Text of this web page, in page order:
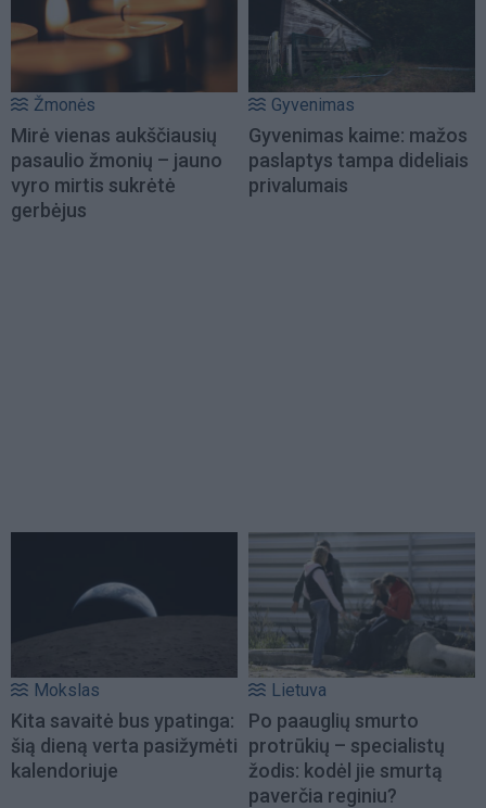
Žmonės
Mirė vienas aukščiausių
pasaulio žmonių – jauno
vyro mirtis sukrėtė
gerbėjus
Gyvenimas
Gyvenimas kaime: mažos
paslaptys tampa dideliais
privalumais
Mokslas
Kita savaitė bus ypatinga:
šią dieną verta pasižymėti
kalendoriuje
Lietuva
Po paauglių smurto
protrūkių – specialistų
žodis: kodėl jie smurtą
paverčia reginiu?